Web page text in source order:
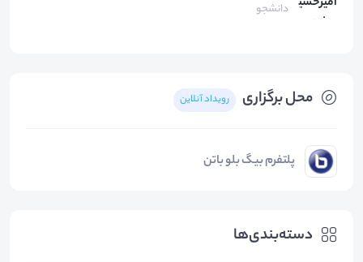
محل برگزاری رویداد آنلاین
پلتفرم بیگ بلو باتن
دسته‌بندی‌ها
دانشجو